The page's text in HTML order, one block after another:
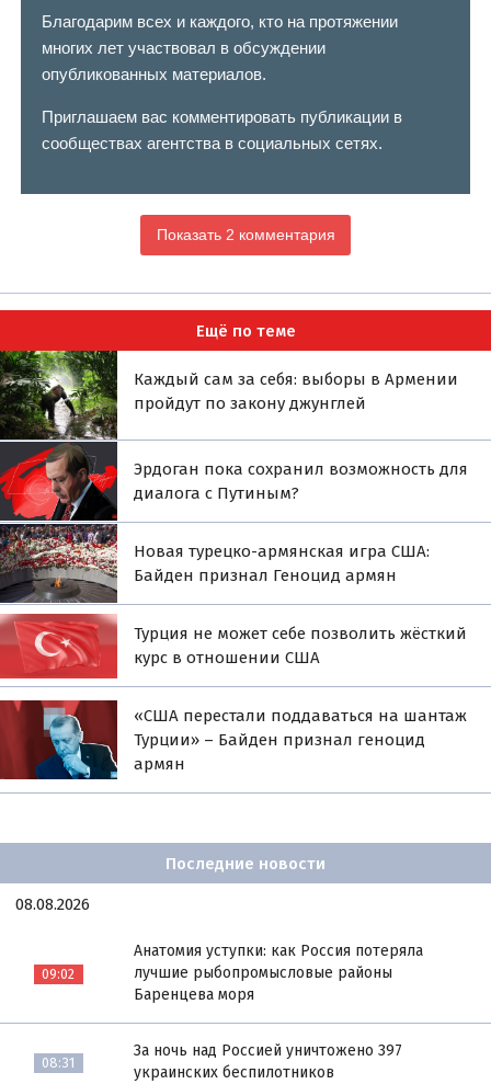
Благодарим всех и каждого, кто на протяжении
многих лет участвовал в обсуждении
опубликованных материалов.
Приглашаем вас комментировать публикации в
сообществах агентства в социальных сетях.
Показать 2 комментария
Ещё по теме
Каждый сам за себя: выборы в Армении
пройдут по закону джунглей
Эрдоган пока сохранил возможность для
диалога с Путиным?
Новая турецко-армянская игра США:
Байден признал Геноцид армян
Турция не может себе позволить жёсткий
курс в отношении США
«США перестали поддаваться на шантаж
Турции» – Байден признал геноцид
армян
Последние новости
08.08.2026
09:02
Анатомия уступки: как Россия потеряла
лучшие рыбопромысловые районы
Баренцева моря
08:31
За ночь над Россией уничтожено 397
украинских беспилотников